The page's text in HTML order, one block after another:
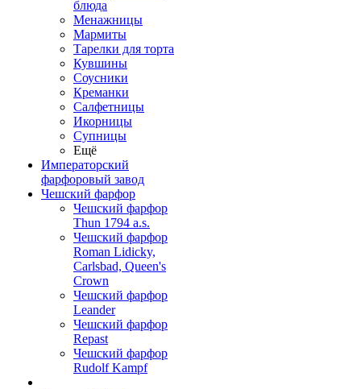
блюда
Менажницы
Мармиты
Тарелки для торта
Кувшины
Соусники
Креманки
Салфетницы
Икорницы
Супницы
Ещё
Императорский
фарфоровый завод
Чешский фарфор
Чешский фарфор
Thun 1794 a.s.
Чешский фарфор
Roman Lidicky,
Carlsbad, Queen's
Crown
Чешский фарфор
Leander
Чешский фарфор
Repast
Чешский фарфор
Rudolf Kampf